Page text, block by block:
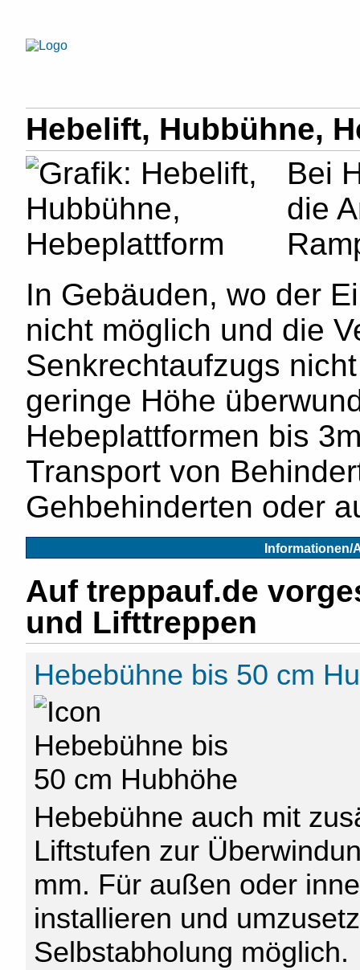
Hebelift, Hubbühne,
Bei
die
In Gebäuden, wo der
nicht möglich und die
Senkrechtaufzugs
geringe Höhe
Hebeplattformen bis
Transport von
Gehbehinderten oder
Informationen/
Auf treppauf.de
und Lifttreppen
Hebebühne bis 50 cm
Hebebühne auch mit
Liftstufen zur
mm. Für außen oder
installieren und
Selbstabholung möglich.